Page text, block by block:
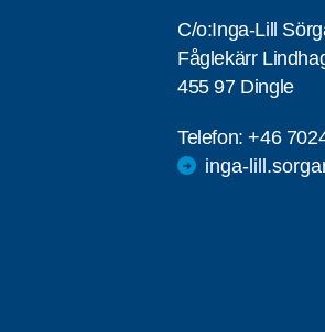
C/o:Inga-Lill
Fåglekärr
455 97 Dingle
Telefon:+46
inga-